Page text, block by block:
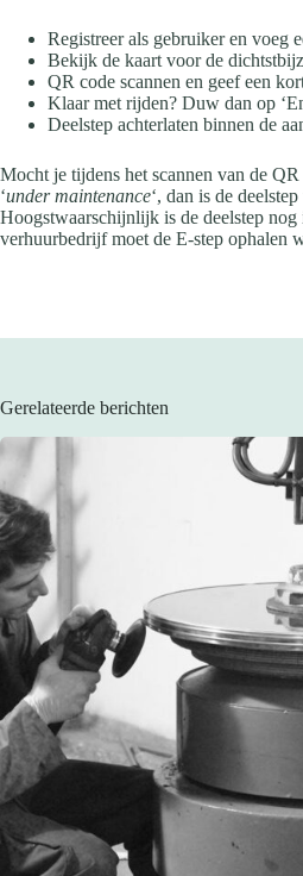
Registreer als gebruiker en voeg
Bekijk de kaart voor de
QR code scannen en geef een
Klaar met rijden? Duw dan op
Deelstep achterlaten binnen de
Mocht je tijdens het scannen van de
‘under maintenance‘, dan is de
Hoogstwaarschijnlijk is de deelstep
verhuurbedrijf moet de E-step ophalen
Gerelateerde berichten